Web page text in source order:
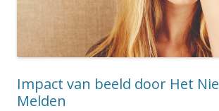
Impact van beeld door Het
Melden